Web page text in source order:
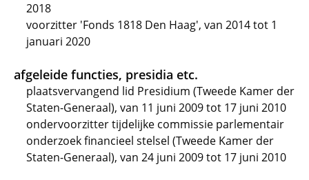
2018
voorzitter 'Fonds 1818 Den Haag', van 2014 tot 1
januari 2020
afgeleide functies, presidia etc.
plaatsvervangend lid Presidium (Tweede Kamer der
Staten-Generaal), van 11 juni 2009 tot 17 juni 2010
ondervoorzitter tijdelijke commissie parlementair
onderzoek financieel stelsel (Tweede Kamer der
Staten-Generaal), van 24 juni 2009 tot 17 juni 2010